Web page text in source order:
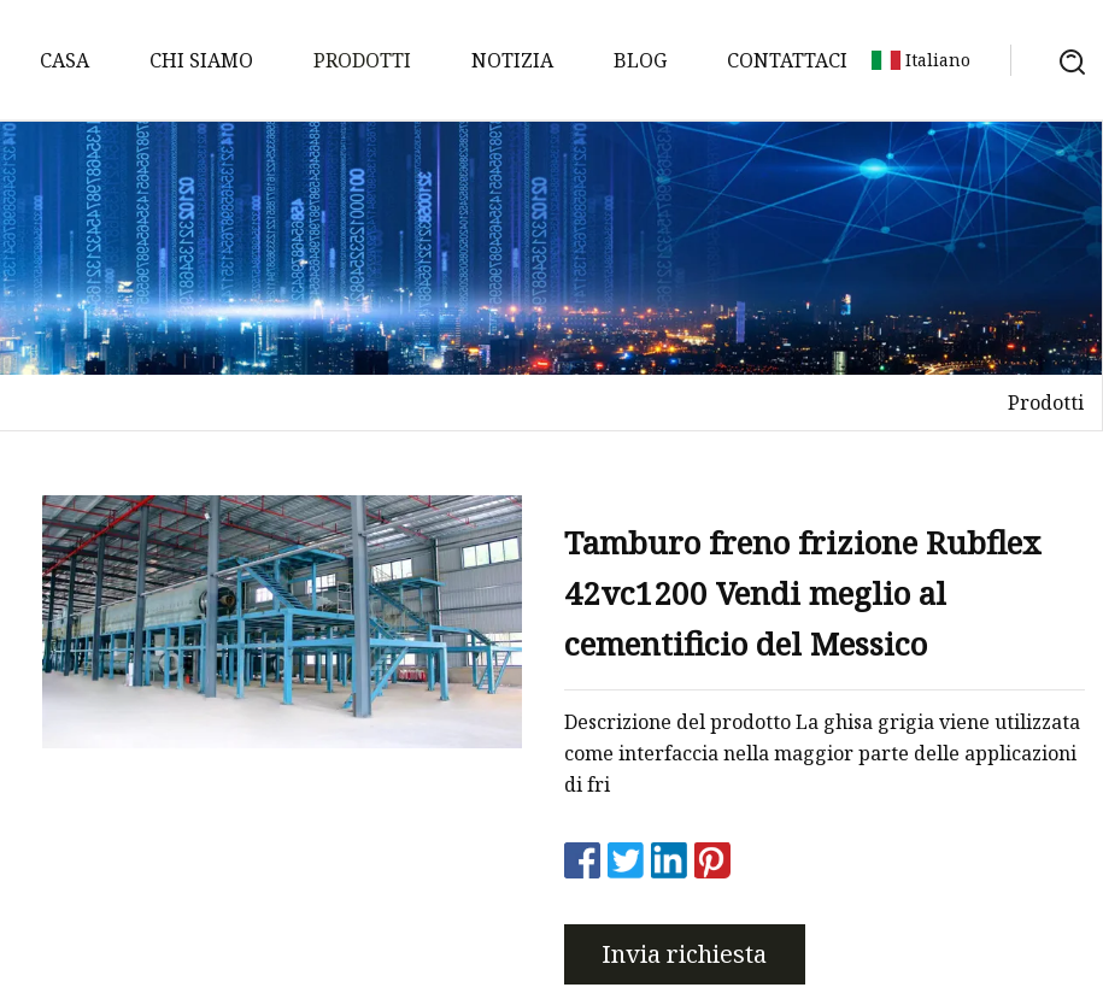
CASA CHI SIAMO PRODOTTI
Freno a prova di tempesta
Freni a disco di sicurezza
Freni a disco industriali
Freni a disco pneumatici
industriali
Freni a tamburo elettromagnetici
Freni di sicurezza industriale
Propulsore elettroidraulico
Freni a tamburo pneumatici
Freni a tamburo azionati a pedale
NOTIZIA BLOG CONTATTACI Italiano
Prodotti
Tamburo freno frizione Rubflex
42vc1200 Vendi meglio al
cementificio del Messico
Descrizione del prodotto La ghisa grigia viene utilizzata
come interfaccia nella maggior parte delle applicazioni
di fri
Invia richiesta